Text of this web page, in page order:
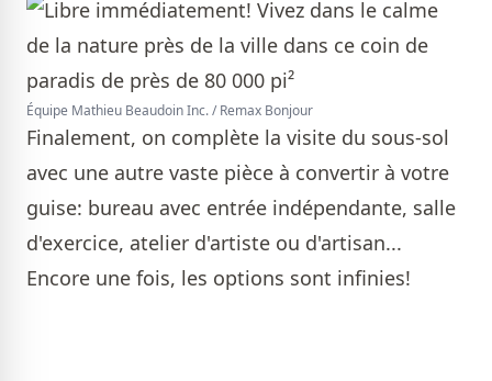
Équipe Mathieu Beaudoin Inc. / Remax Bonjour
Finalement, on complète la visite du sous-sol
avec une autre vaste pièce à convertir à votre
guise: bureau avec entrée indépendante, salle
d'exercice, atelier d'artiste ou d'artisan...
Encore une fois, les options sont infinies!